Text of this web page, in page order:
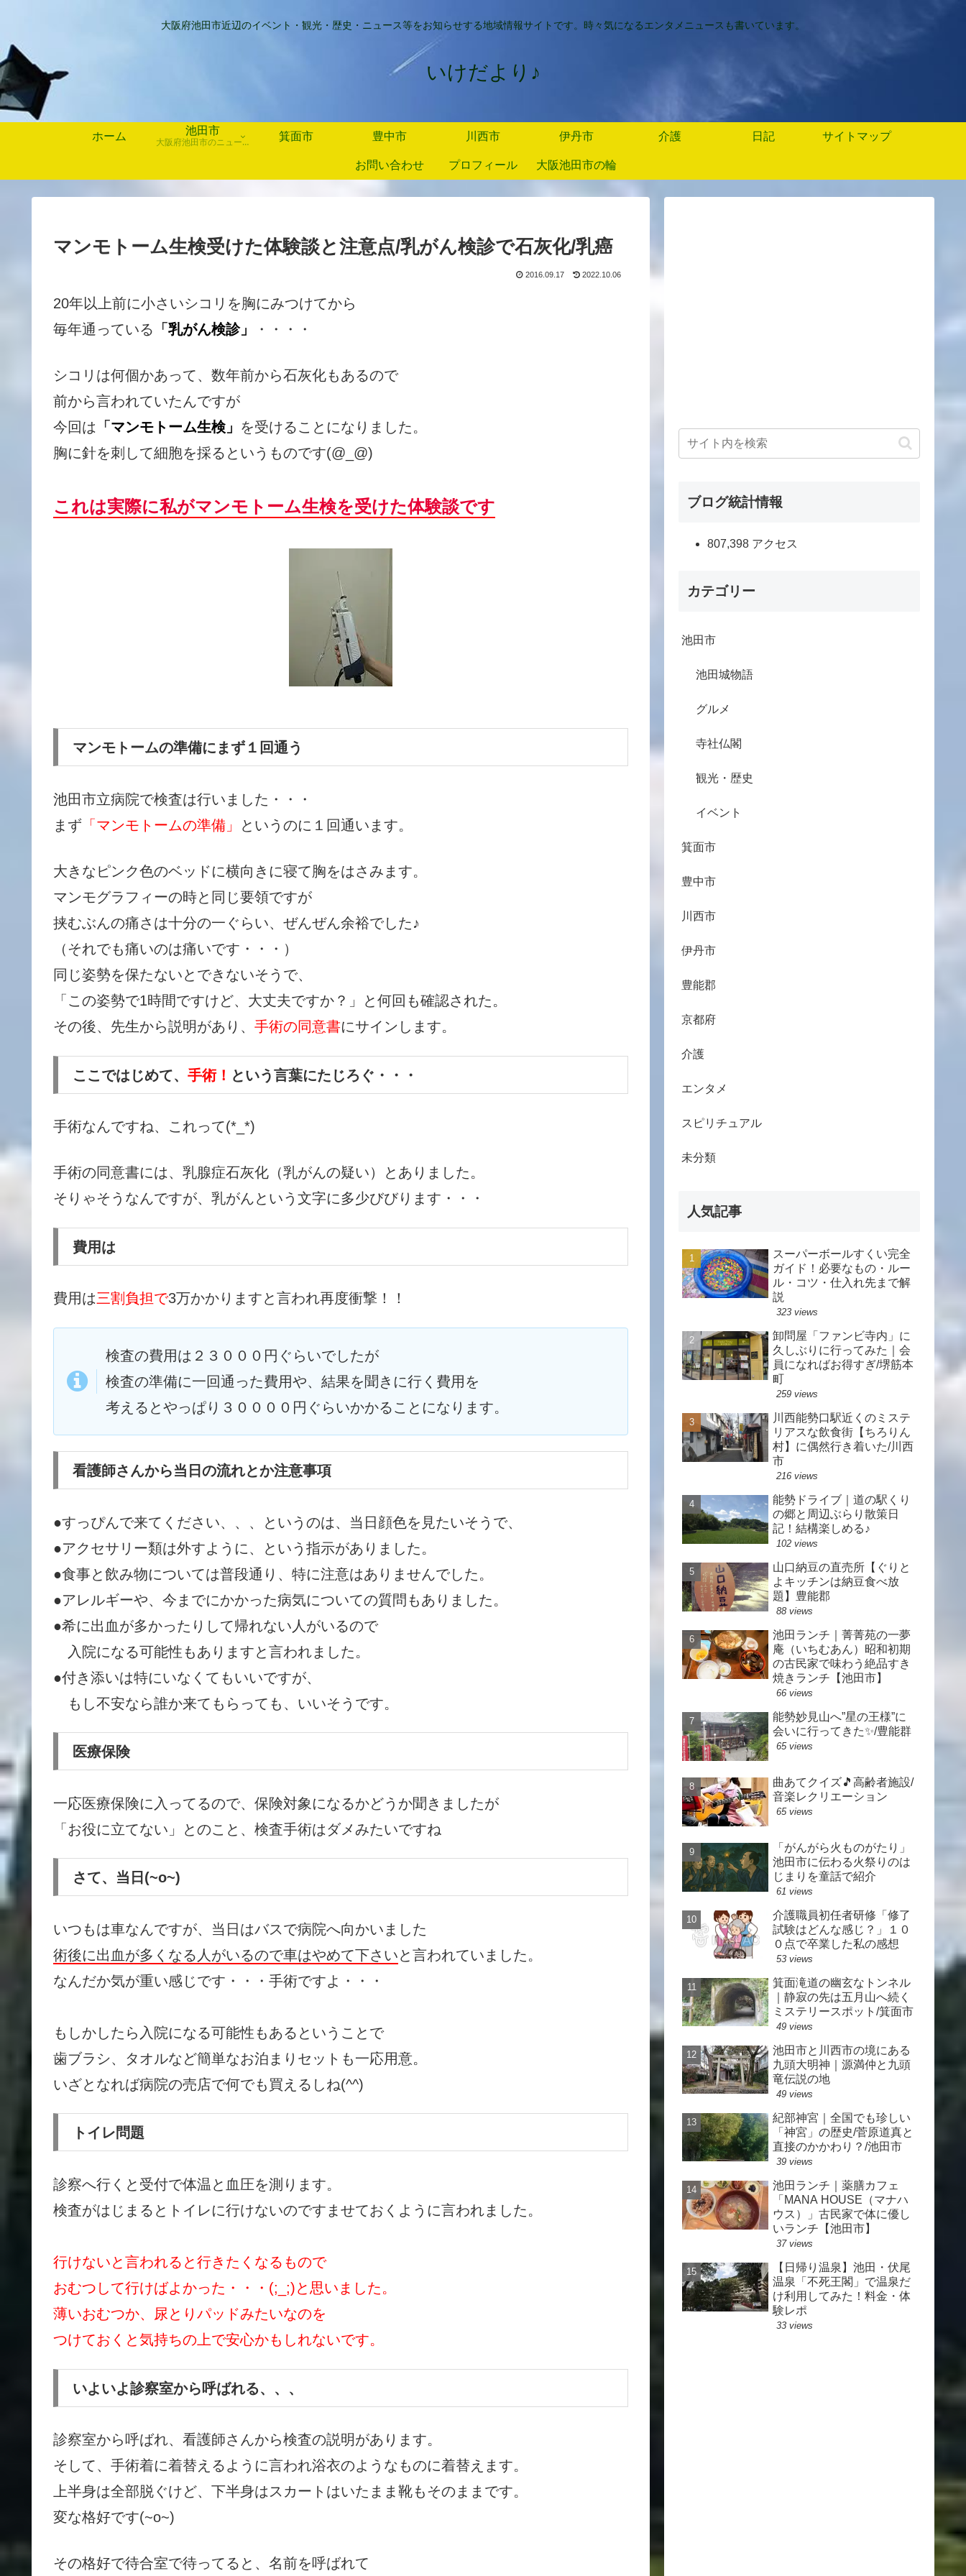
大阪府池田市近辺のイベント・観光・歴史・ニュース等をお知らせする地域情報サイトです。時々気になるエンタメニュースも書いています。
いけだより♪
ホーム
池田市
大阪府池田市のニュース、歴史や行事、お店情報など
箕面市 豊中市 川西市 伊丹市 介護 日記 サイトマップ
お問い合わせ プロフィール 大阪池田市の輪
マンモトーム生検受けた体験談と注意点/乳がん検診で石灰化/乳癌
2016.09.17 2022.10.06
20年以上前に小さいシコリを胸にみつけてから
毎年通っている 「 乳がん検診」 ・・・・
シコリは何個かあって、数年前から石灰化もあるので
前から言われていたんですが
今回は 「 マンモトーム生検」 を受けることになりました。
胸に針を刺して細胞を採るというものです(@_@)
これは実際に私がマンモトーム生検を受けた体験談です
マンモトームの準備にまず１回通う
池田市立病院で検査は行いました・・・
まず 「マンモトームの準備」 というのに１回通います。
大きなピンク色のベッドに横向きに寝て胸をはさみます。
マンモグラフィーの時と同じ要領ですが
挟むぶんの痛さは十分の一ぐらい、ぜんぜん余裕でした♪
（それでも痛いのは痛いです・・・）
同じ姿勢を保たないとできないそうで、
「この姿勢で1時間ですけど、大丈夫ですか？」と何回も確認された。
その後、先生から説明があり、 手術の同意書にサインします。
ここではじめて、 手術！ という言葉にたじろぐ・・・
手術なんですね、これって(*_*)
手術の同意書には、乳腺症石灰化（乳がんの疑い）とありました。
そりゃそうなんですが、乳がんという文字に多少びびります・・・
費用は
費用は三割負担で3万かかりますと言われ再度衝撃！！
検査の費用は２３０００円ぐらいでしたが
検査の準備に一回通った費用や、結果を聞きに行く費用を
考えるとやっぱり３００００円ぐらいかかることになります。
看護師さんから当日の流れとか注意事項
●すっぴんで来てください、、、というのは、当日顔色を見たいそうで、
●アクセサリー類は外すように、という 指示がありました。
●食事と飲み物については普段通り、特に注意はありませんでした。
●アレルギーや、今までにかかった病気についての質問もありました。
●希に出血が多かったりして帰れない人がいるので
入院になる可能性もありますと言われました。
●付き添いは特にいなくてもいいですが、
もし不安なら誰か来てもらっても、いいそうです。
医療保険
一応医療保険に入ってるので、保険対象になるかどうか聞きましたが
「お役に立てない」とのこと、検査手術はダメみたいですね
さて、当日(~o~)
いつもは車なんですが、当日はバスで病院へ向かいました
術後に出血が多くなる人がいるので車はやめて下さいと言われていました。
なんだか気が重い感じです・・・手術ですよ・・・
もしかしたら入院になる可能性もあるということで
歯ブラシ、タオルなど簡単なお泊まりセットも一応用意。
いざとなれば病院の売店で何でも買えるしね(^^)
トイレ問題
診察へ行くと受付で体温と血圧を測ります。
検査がはじまるとトイレに行けないのですませておくように言われました。
行けないと言われると行きたくなるもので
おむつして行けばよかった・・・(;_;)と思いました。
薄いおむつか、尿とりパッドみたいなのを
つけておくと気持ちの上で安心かもしれないです。
いよいよ診察室から呼ばれる、、、
診察室から呼ばれ、看護師さんから検査の説明があります。
そして、手術着に着替えるように言われ浴衣のようなものに着替えます。
上半身は全部脱ぐけど、下半身はスカートはいたまま靴もそのままです。
変な格好です(~o~)
その格好で待合室で待ってると、名前を呼ばれて
ブログ統計情報
807,398 アクセス
カテゴリー
池田市
池田城物語
グルメ
寺社仏閣
観光・歴史
イベント
箕面市
豊中市
川西市
伊丹市
豊能郡
京都府
介護
エンタメ
スピリチュアル
未分類
人気記事
スーパーボールすくい完全
ガイド！必要なもの・ルー
ル・コツ・仕入れ先まで解
説
323 views
卸問屋「ファンビ寺内」に
久しぶりに行ってみた｜会
員になればお得すぎ/堺筋本
町
259 views
川西能勢口駅近くのミステ
リアスな飲食街【ちろりん
村】に偶然行き着いた/川西
市
216 views
能勢ドライブ｜道の駅くり
の郷と周辺ぶらり散策日
記！結構楽しめる♪
102 views
山口納豆の直売所【ぐりと
よキッチンは納豆食べ放
題】豊能郡
88 views
池田ランチ｜菁菁苑の一夢
庵（いちむあん）昭和初期
の古民家で味わう絶品すき
焼きランチ【池田市】
66 views
能勢妙見山へ”星の王様”に
会いに行ってきた✨/豊能群
65 views
曲あてクイズ🎵高齢者施設/
音楽レクリエーション
65 views
「がんがら火ものがたり」
池田市に伝わる火祭りのは
じまりを童話で紹介
61 views
介護職員初任者研修「修了
試験はどんな感じ？」１０
０点で卒業した私の感想
53 views
箕面滝道の幽玄なトンネル
｜静寂の先は五月山へ続く
ミステリースポット/箕面市
49 views
池田市と川西市の境にある
九頭大明神｜源満仲と九頭
竜伝説の地
49 views
紀部神宮｜全国でも珍しい
「神宮」の歴史/菅原道真と
直接のかかわり？/池田市
39 views
池田ランチ｜薬膳カフェ
「MANA HOUSE（マナハ
ウス）」古民家で体に優し
いランチ【池田市】
37 views
【日帰り温泉】池田・伏尾
温泉「不死王閣」で温泉だ
け利用してみた！料金・体
験レポ
33 views